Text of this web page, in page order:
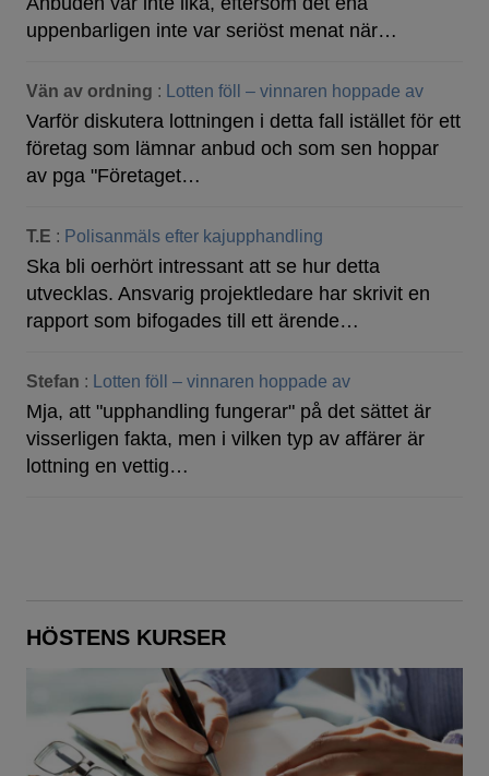
uppenbarligen inte var seriöst menat när…
Vän av ordning : Lotten föll – vinnaren hoppade av
Varför diskutera lottningen i detta fall istället för ett
företag som lämnar anbud och som sen hoppar
av pga "Företaget…
T.E : Polisanmäls efter kajupphandling
Ska bli oerhört intressant att se hur detta
utvecklas. Ansvarig projektledare har skrivit en
rapport som bifogades till ett ärende…
Stefan : Lotten föll – vinnaren hoppade av
Mja, att "upphandling fungerar" på det sättet är
visserligen fakta, men i vilken typ av affärer är
lottning en vettig…
HÖSTENS KURSER